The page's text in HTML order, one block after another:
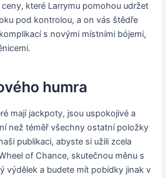
které Larrymu pomohou udržet
pod kontrolou, a on vás štědře
s novými místními bójemi,
humra
mají jackpoty, jsou uspokojivé a
než téměř všechny ostatní položky
publikaci, abyste si užili zcela
of Chance, skutečnou měnu s
výdělek a budete mít pobídky jinak v